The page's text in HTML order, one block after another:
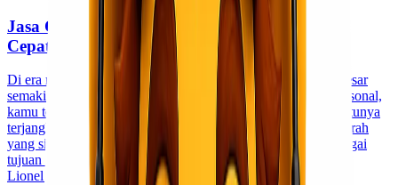
Jasa Cargo Murah: Pengiriman Barang Besar
Cepat
Di era modern ini, kebutuhan akan jasa pengiriman barang besar
semakin meningkat. Baik untuk keperluan bisnis maupun personal,
kamu tentu membutuhkan layanan yang cepat, aman, dan tentunya
terjangkau. Lionel Express hadir sebagai solusi jasa cargo murah
yang siap membantu pengiriman barang besar kamu ke berbagai
tujuan dengan mudah dan efisien. Pengiriman barang besar di
Lionel [&hellip;]